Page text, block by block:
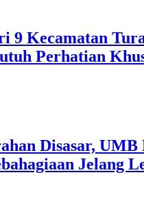
9 Kecamatan
Perhatian
Disasar, UMB
Jelang